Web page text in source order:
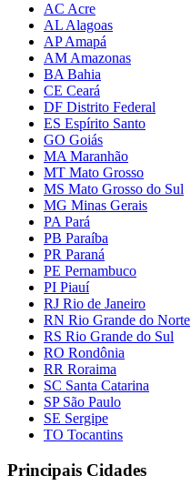
AC Acre
AL Alagoas
AP Amapá
AM Amazonas
BA Bahia
CE Ceará
DF Distrito Federal
ES Espírito Santo
GO Goiás
MA Maranhão
MT Mato Grosso
MS Mato Grosso do Sul
MG Minas Gerais
PA Pará
PB Paraíba
PR Paraná
PE Pernambuco
PI Piauí
RJ Rio de Janeiro
RN Rio Grande do Norte
RS Rio Grande do Sul
RO Rondônia
RR Roraima
SC Santa Catarina
SP São Paulo
SE Sergipe
TO Tocantins
Principais Cidades